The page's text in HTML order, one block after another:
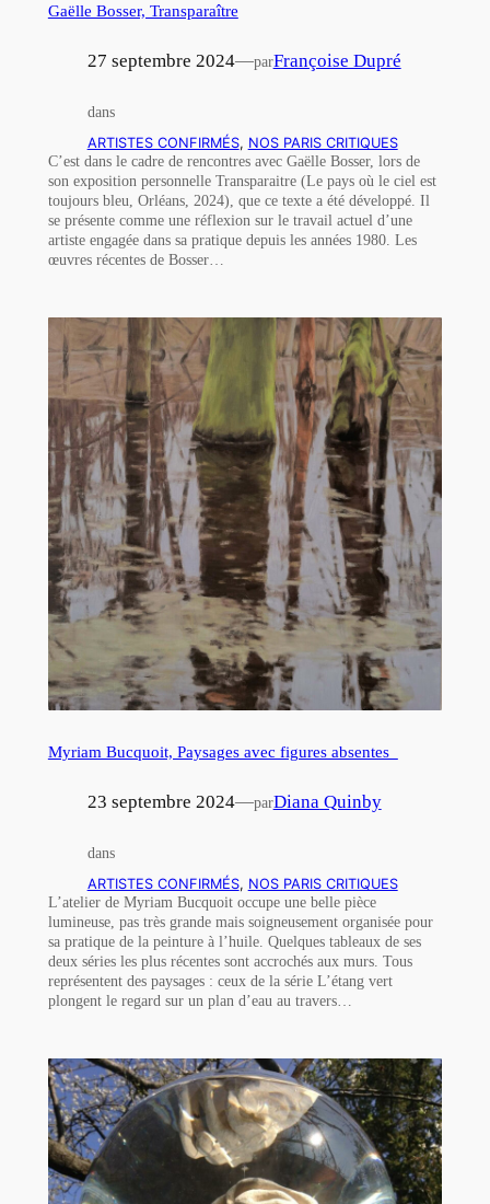
Gaëlle Bosser, Transparaître
27 septembre 2024—parFrançoise Dupré
dans
ARTISTES CONFIRMÉS, NOS PARIS CRITIQUES
C’est dans le cadre de rencontres avec Gaëlle Bosser, lors de
son exposition personnelle Transparaitre (Le pays où le ciel est
toujours bleu, Orléans, 2024), que ce texte a été développé. Il
se présente comme une réflexion sur le travail actuel d’une
artiste engagée dans sa pratique depuis les années 1980. Les
œuvres récentes de Bosser…
Myriam Bucquoit, Paysages avec figures absentes
23 septembre 2024—parDiana Quinby
dans
ARTISTES CONFIRMÉS, NOS PARIS CRITIQUES
L’atelier de Myriam Bucquoit occupe une belle pièce
lumineuse, pas très grande mais soigneusement organisée pour
sa pratique de la peinture à l’huile. Quelques tableaux de ses
deux séries les plus récentes sont accrochés aux murs. Tous
représentent des paysages : ceux de la série L’étang vert
plongent le regard sur un plan d’eau au travers…